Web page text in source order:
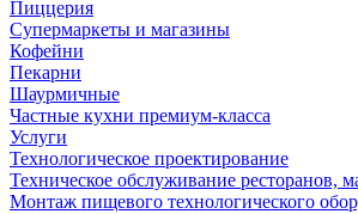
Пиццерия
Супермаркеты и магазины
Кофейни
Пекарни
Шаурмичные
Частные кухни премиум-класса
Услуги
Технологическое проектирование
Техническое обслуживание ресторанов,
Монтаж пищевого технологического